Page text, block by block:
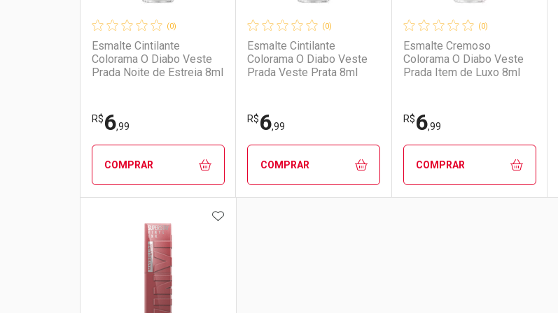
(0)
Esmalte Cintilante
Colorama O Diabo Veste
Prada Noite de Estreia 8ml
R$6,99
COMPRAR
Laboratório
Por Menos
(0)
Esmalte Cintilante
Colorama O Diabo Veste
Prada Veste Prata 8ml
R$6,99
COMPRAR
(0)
Esmalte Cremoso
Colorama O Diabo Veste
Prada Item de Luxo 8ml
R$6,99
COMPRAR
ADICIONAR AOS FAVORITOS